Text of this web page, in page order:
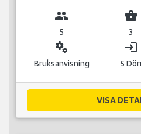
group
5
business_center
3
miscellaneous_services
Bruksanvisning
login
5
VISA